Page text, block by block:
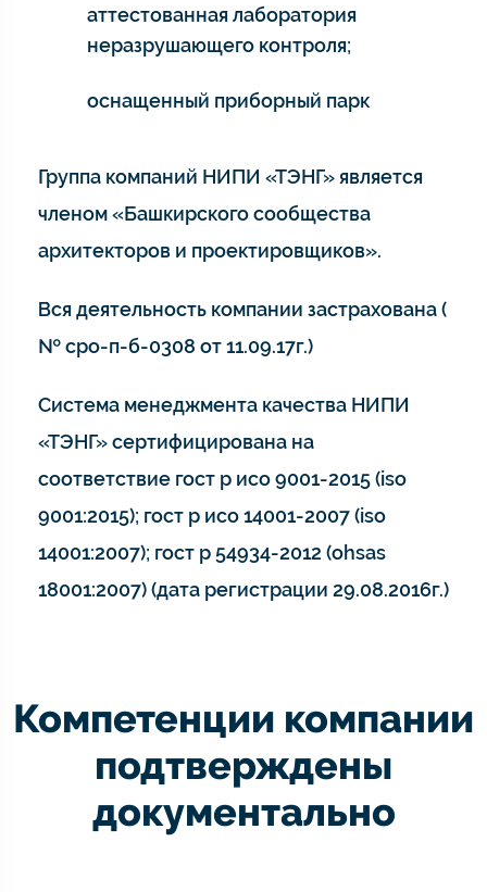
аттестованная лаборатория
неразрушающего контроля;
оснащенный приборный парк
Группа компаний НИПИ «ТЭНГ» является
членом «Башкирского сообщества
архитекторов и проектировщиков».
Вся деятельность компании застрахована (
№ сро-п-б-0308 от 11.09.17г.)
Система менеджмента качества НИПИ
«ТЭНГ» сертифицирована на
соответствие гост р исо 9001-2015 (iso
9001:2015); гост р исо 14001-2007 (iso
14001:2007); гост р 54934-2012 (ohsas
18001:2007) (дата регистрации 29.08.2016г.)
Компетенции компании
подтверждены
документально